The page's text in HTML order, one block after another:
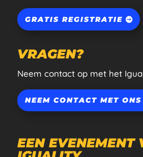
GRATIS REGISTRATIE
VRAGEN?
Neem contact op met het
NEEM CONTACT MET
EEN EVENEMENT